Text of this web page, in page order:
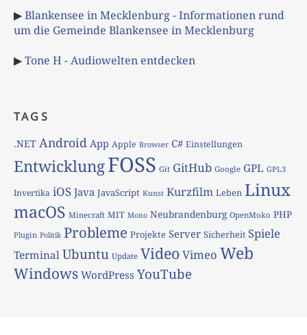
▶Blankensee in Mecklenburg - Informationen rund
um die Gemeinde Blankensee in Mecklenburg
▶Tone H - Audiowelten entdecken
TAGS
.NET Android App Apple Browser C# Einstellungen
EntwicklungFOSS Git GitHub Google GPL GPL3
Invertika iOS Java JavaScript Kunst Kurzfilm Leben Linux
macOS Minecraft MIT Mono Neubrandenburg OpenMoko PHP
Plugin Politik Probleme Projekte Server Sicherheit Spiele
TerminalUbuntu Update VideoVimeo Web
Windows WordPress YouTube